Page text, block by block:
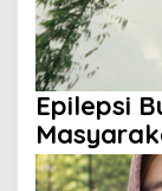
Epilepsi
Berikan